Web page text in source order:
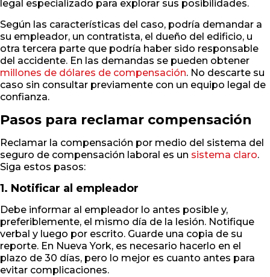
legal especializado para explorar sus posibilidades.
Según las características del caso, podría demandar a
su empleador, un contratista, el dueño del edificio, u
otra tercera parte que podría haber sido responsable
del accidente. En las demandas se pueden obtener
millones de dólares de compensación. No descarte su
caso sin consultar previamente con un equipo legal de
confianza.
Pasos para reclamar compensación
Reclamar la compensación por medio del sistema del
seguro de compensación laboral es un sistema claro.
Siga estos pasos:
1. Notificar al empleador
Debe informar al empleador lo antes posible y,
preferiblemente, el mismo día de la lesión. Notifique
verbal y luego por escrito. Guarde una copia de su
reporte. En Nueva York, es necesario hacerlo en el
plazo de 30 días, pero lo mejor es cuanto antes para
evitar complicaciones.